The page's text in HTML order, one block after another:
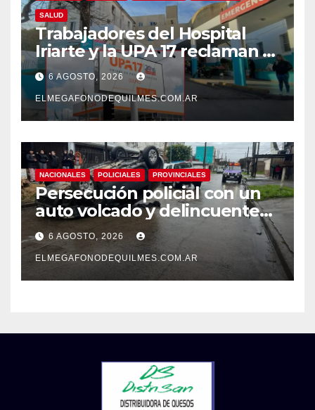
SALUD
Trabajadores del Hospital
Iriarte y la UPA 17 reclaman el
pase a planta de becarios y
mejoras laborales
6 AGOSTO, 2026
ELMEGAFONODEQUILMES.COM.AR
NACIONALES POLICIALES PROVINCIALES
Persecución policial con un
auto volcado y delincuentes
detenidos en San Francisco
Solano
6 AGOSTO, 2026
ELMEGAFONODEQUILMES.COM.AR